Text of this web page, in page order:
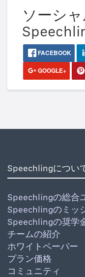
ソーシ
FACEBOOK
GOOGLE+
Speechlingについ
Speechlingの総合
Speechlingのミッ
Speechlingの奨学
チームの紹介
ホワイトペーパー
プラン価格
コミュニティ